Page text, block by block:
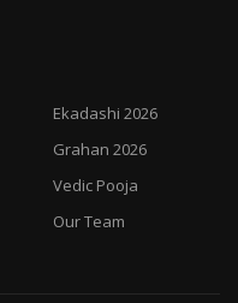
Ekadashi 2026
Grahan 2026
Vedic Pooja
Our Team